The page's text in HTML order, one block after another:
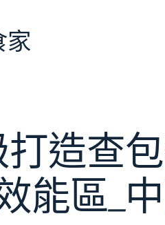
家
造查
能區_